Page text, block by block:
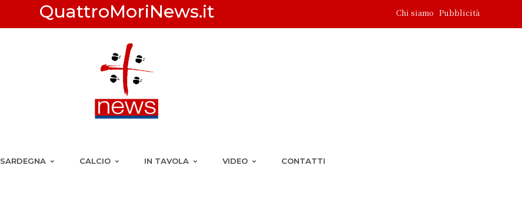
QuattroMoriNews.it Chi siamo Pubblicità
SARDEGNA CALCIO IN TAVOLA VIDEO CONTATTI